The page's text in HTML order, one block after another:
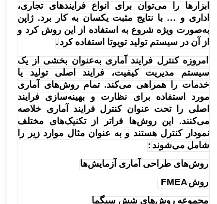
ابزارها را می‌توان برای انواع فرایندهای تجاری،
اداری و … با نتایج مثبت یکسان به کار برد. ژاپن
به‌صورت ویژه شروع به استفاده از این روش کرد و
از آن در سیستم تولید تویوتا استفاده کرد .
امروزه کنترل فرایند آماری به‌عنوان بخشی از یک
سیستم مدیریت کیفیت، فرایند اصلی تولید یا
خدمات را همراهی می‌کند. تمام روش‌های آماری
مورد استفاده برای نظارت و بهینه‌سازی فرایند
اصلی را تحت عنوان کنترل فرایند آماری خلاصه
می‌کنند. این روش‌ها فراتر از تکنیک‌های مختلف
نمودار کنترل هستند و به عنوان مثال موارد زیر را
شامل می‌شوند :
روش‌های طراحی آماری آزمایش‌ها
روشFMEA
مجموعه روش‌های شش سیگما